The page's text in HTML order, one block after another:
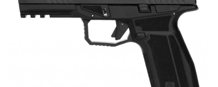
hvězdiček.